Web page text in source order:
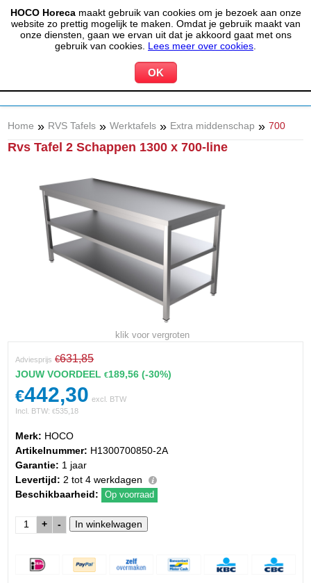
HOCO Horecamaakt gebruik van cookies om je bezoek aan onze
website zo prettig mogelijk te maken. Omdat je gebruik maakt van
onze diensten, gaan we ervan uit dat je akkoord gaat met ons
gebruik van cookies. Lees meer over cookies
(020) 497 6325 info@hocohoreca.nl
MIJN ACCOUNT 0 WINKELWAGEN
Home » RVS Tafels » Werktafels » Extra middenschap » 700
Rvs Tafel 2 Schappen 1300 x 700-line
klik voor vergroten
Adviesprijs €631,85
JOUW VOORDEEL€189,56 (-30%)
€442,30 excl. BTW
Incl. BTW:€535,18
Merk: HOCO
Artikelnummer: H1300700850-2A
Garantie: 1 jaar
Levertijd: 2 tot 4 werkdagen
Beschikbaarheid:
Op voorraad
+ -